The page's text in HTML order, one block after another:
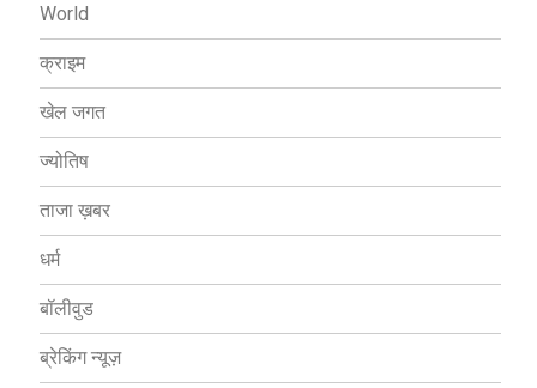
World
क्राइम
खेल जगत
ज्योतिष
ताजा ख़बर
धर्म
बॉलीवुड
ब्रेकिंग न्यूज़